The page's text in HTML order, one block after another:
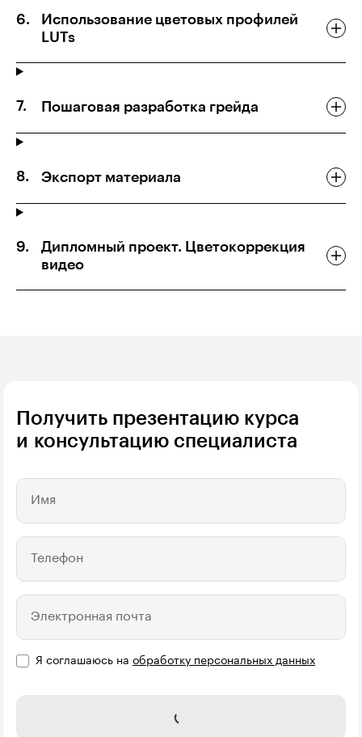
Использование цветовых профилей
LUTs
Пошаговая разработка грейда
Экспорт материала
Дипломный проект. Цветокоррекция
видео
Получить презентацию курса
и консультацию специалиста
Имя
Телефон
Электронная почта
Я соглашаюсь на обработку персональных данных
Отправить